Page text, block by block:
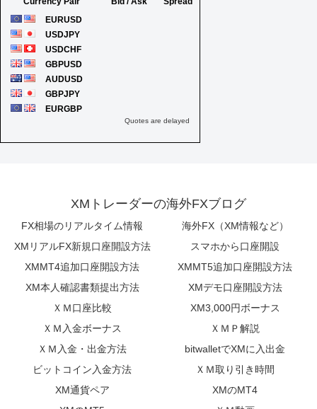
XMトレーダーの海外FXブログ
FX相場のリアルタイム情報
海外FX（XM情報など）
XMリアルFX新規口座開設方法
スマホから口座開設
XMMT4追加口座開設方法
XMMT5追加口座開設方法
XM本人確認書類提出方法
XMデモ口座開設方法
ＸＭ口座比較
XM3,000円ボーナス
ＸＭ入金ボーナス
ＸＭＰ解説
ＸＭ入金・出金方法
bitwalletでXMに入出金
ビットコイン入金方法
ＸＭ取り引き時間
XM通貨ペア
XMのMT4